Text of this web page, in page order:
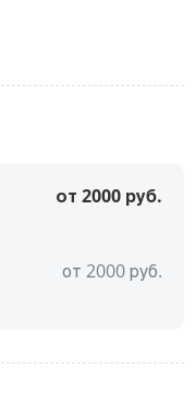
от 2000 руб.
от 2000 руб.